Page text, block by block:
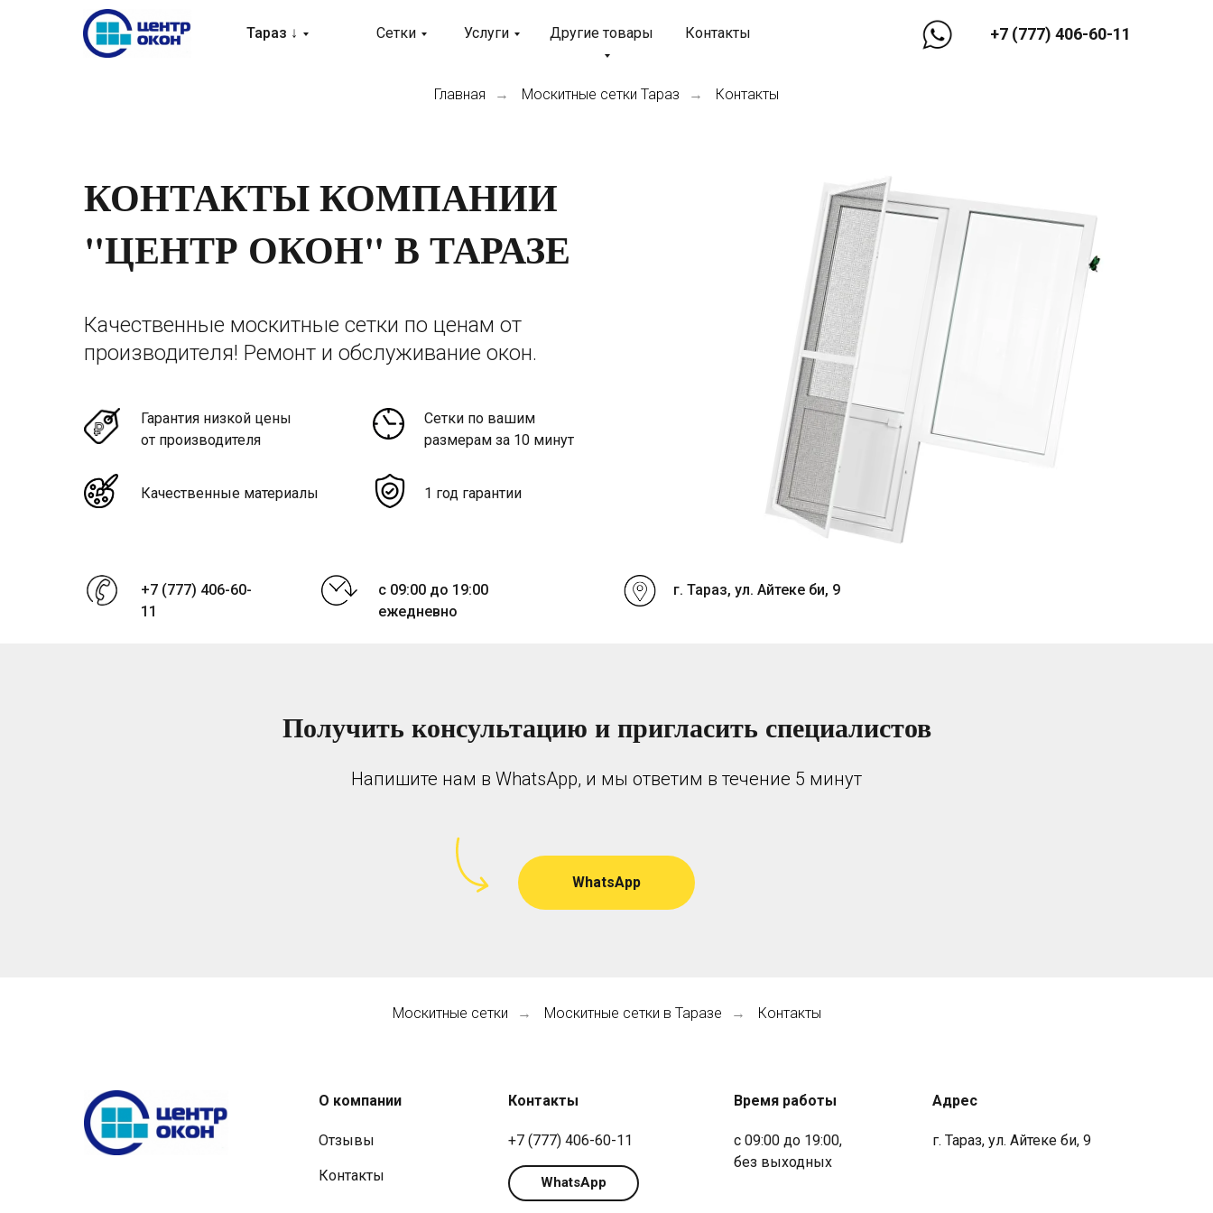
+7 (777) 406-60-11
Услуги
Тараз ↓ Другие товары Контакты
Сетки
Главная → Москитные сетки Тараз → Контакты
КОНТАКТЫ КОМПАНИИ
"ЦЕНТР ОКОН" В ТАРАЗЕ
Гарантия низкой цены
от производителя
Сетки по вашим
размерам за 10 минут
Качественные материалы 1 год гарантии
Качественные москитные сетки по ценам от
производителя! Ремонт и обслуживание окон.
+7 (777) 406-60-
11
с 09:00 до 19:00
ежедневно
г. Тараз, ул. Айтеке би, 9
Получить консультацию и пригласить специалистов
Напишите нам в WhatsApp, и мы ответим в течение 5 минут
WhatsApp
Москитные сетки → Москитные сетки в Таразе → Контакты
+7 (777) 406-60-11
с 09:00 до 19:00,
без выходных
Отзывы
Контакты
г. Тараз, ул. Айтеке би, 9
О компании Адрес
Время работы
Контакты
WhatsApp